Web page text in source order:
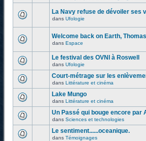
La Navy refuse de dévoiler ses
dans Ufologie
Welcome back on Earth,
dans Espace
Le festival des OVNI à Roswell
dans Ufologie
Court-métrage sur les
dans Littérature et cinéma
Lake Mungo
dans Littérature et cinéma
Un Passé qui bouge encore par
dans Sciences et technologies
Le sentiment......oceanique.
dans Témoignages